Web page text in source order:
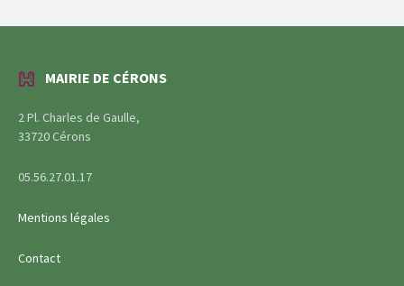
MAIRIE DE CÉRONS
2 Pl. Charles de Gaulle,
33720 Cérons
05.56.27.01.17
Mentions légales
Contact